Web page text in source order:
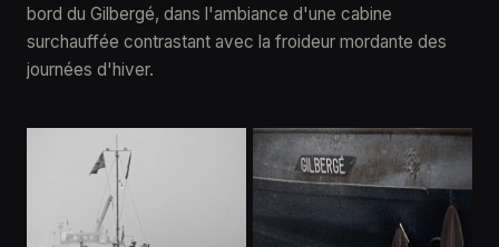
bord du Gilbergé, dans l'ambiance d'une cabine
surchauffée contrastant avec la froideur mordante des
journées d'hiver.